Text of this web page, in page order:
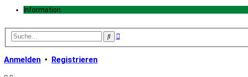
Information
SucheErweiterte
Anmelden • Registrieren